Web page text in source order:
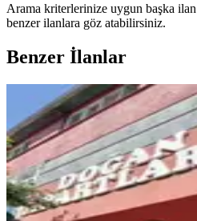
Arama kriterlerinize uygun başka ilan
benzer ilanlara göz atabilirsiniz.
Benzer İlanlar
Fatih
Kiralık 1+0
Merkez, Fatih
Stüdyo·20 m²
8.000 ₺